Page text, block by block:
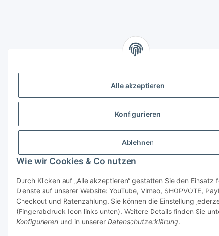
Alle akzeptieren
Konfigurieren
Ablehnen
Wie wir Cookies & Co nutzen
Durch Klicken auf „Alle akzeptieren“ gestatten Sie den Einsatz
Dienste auf unserer Website: YouTube, Vimeo, SHOPVOTE,
Checkout und Ratenzahlung. Sie können die Einstellung
(Fingerabdruck-Icon links unten). Weitere Details finden Sie
Konfigurieren und in unserer Datenschutzerklärung.